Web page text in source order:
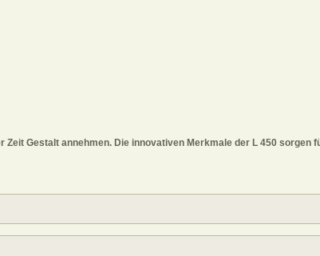
Gestalt annehmen. Die innovativen Merkmale der L 450 sorgen